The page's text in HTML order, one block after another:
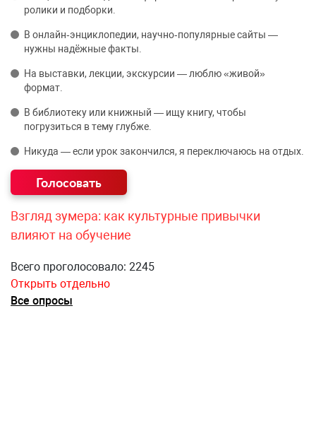
ролики и подборки.
В онлайн‑энциклопедии, научно‑популярные сайты —
нужны надёжные факты.
На выставки, лекции, экскурсии — люблю «живой»
формат.
В библиотеку или книжный — ищу книгу, чтобы
погрузиться в тему глубже.
Никуда — если урок закончился, я переключаюсь на отдых.
Взгляд зумера: как культурные привычки
влияют на обучение
Всего проголосовало: 2245
Открыть отдельно
Все опросы